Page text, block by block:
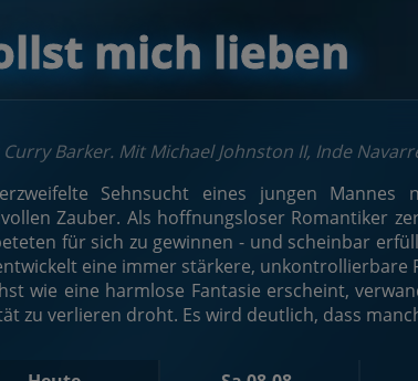
mich lieben
Curry Barker. Mit Michael Johnston II, Inde
Sehnsucht eines jungen Mannes
Zauber. Als hoffnungsloser Romantiker
für sich zu gewinnen - und scheinbar
eine immer stärkere, unkontrollierbare
wie eine harmlose Fantasie erscheint,
zu verlieren droht. Es wird deutlich, dass